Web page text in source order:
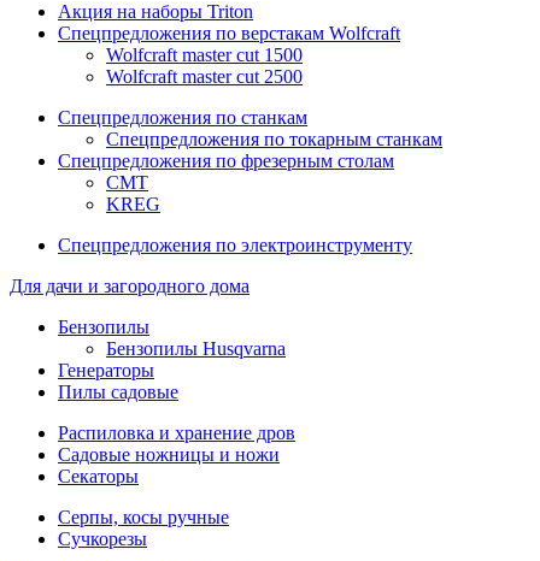
Акция на наборы Triton
Спецпредложения по верстакам Wolfcraft
Wolfcraft master cut 1500
Wolfcraft master cut 2500
Спецпредложения по станкам
Спецпредложения по токарным станкам
Спецпредложения по фрезерным столам
CMT
KREG
Спецпредложения по электроинструменту
Для дачи и загородного дома
Бензопилы
Бензопилы Husqvarna
Генераторы
Пилы садовые
Распиловка и хранение дров
Садовые ножницы и ножи
Секаторы
Серпы, косы ручные
Сучкорезы